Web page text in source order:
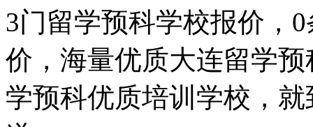
3门留学预科学校报价，
价，海量优质大连留学
学预科优质培训学校，